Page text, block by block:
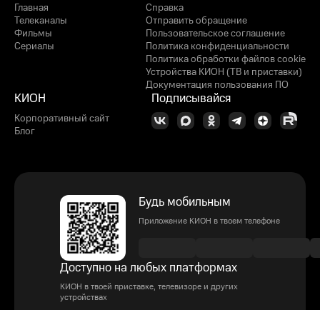
Главная
Телеканалы
Фильмы
Сериалы
Справка
Отправить обращение
Пользовательское соглашение
Политика конфиденциальности
Политика обработки файлов cookie
Устройства КИОН (ТВ и приставки)
Документация пользования ПО
КИОН
Корпоративный сайт
Блог
Подписывайся
Будь мобильным
Приложение КИОН в твоем телефоне
Доступно на любых платформах
КИОН в твоей приставке, телевизоре и других
устройствах